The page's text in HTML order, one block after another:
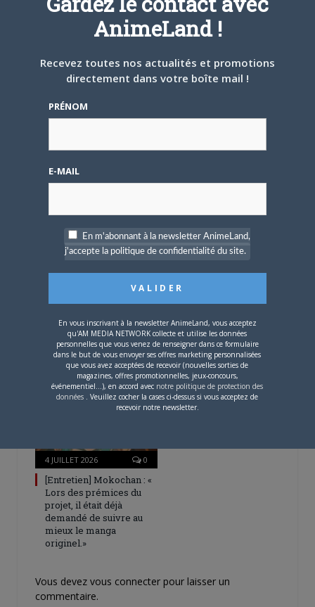
ARTICLES LIÉS
L’AnimeLand Hors-Série
Une nouvelle série TV
Digimon en préparation
pour 2027
4 JUILLET 2026 0
[Entretien] Mokochan : «
Lors des prémices du
projet, il était déjà
demandé de suivre au
mieux le manga
originel.»
Vous devez vous connecter pour laisser un
commentaire.
AnimeLand !
Recevez toutes nos actualités et promotions
directement dans votre boîte mail !
PRÉNOM
E-MAIL
En m'abonnant à la newsletter AnimeLand,
j'accepte la politique de confidentialité du site.
En vous inscrivant à la newsletter AnimeLand, vous acceptez
qu'AM MEDIA NETWORK collecte et utilise les données
personnelles que vous venez de renseigner dans ce formulaire
dans le but de vous envoyer ses offres marketing personnalisées
que vous avez acceptées de recevoir (nouvelles sorties de
magazines, offres promotionnelles, jeux-concours,
événementiel...), en accord avec notre politique de protection des
données . Veuillez cocher la cases ci-dessus si vous acceptez de
recevoir notre newsletter.